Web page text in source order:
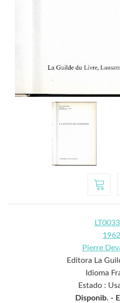
1962
Pierre
Editora La
Idioma
Estado :
Disponib. -